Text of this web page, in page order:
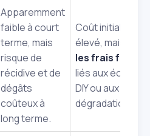
Apparemment
faible à court
terme, mais
risque de
récidive et de
dégâts
coûteux à
long terme.
Coût initial plus
élevé, mais
les frais futurs
liés aux échecs
DIY ou aux
dégradations.